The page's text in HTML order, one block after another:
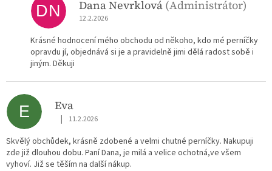
DN Dana Nevrklová (Administrátor)
12.2.2026
Krásné hodnocení mého obchodu od někoho, kdo mé perníčky
opravdu jí, objednává si je a pravidelně jimi dělá radost sobě i
jiným. Děkuji
E Eva
Hodnocení obchodu je 5 z 5 hvězdiček.
| 11.2.2026
Skvělý obchůdek, krásně zdobené a velmi chutné perníčky. Nakupuji
zde již dlouhou dobu. Paní Dana, je milá a velice ochotná,ve všem
vyhoví. Již se těším na další nákup.